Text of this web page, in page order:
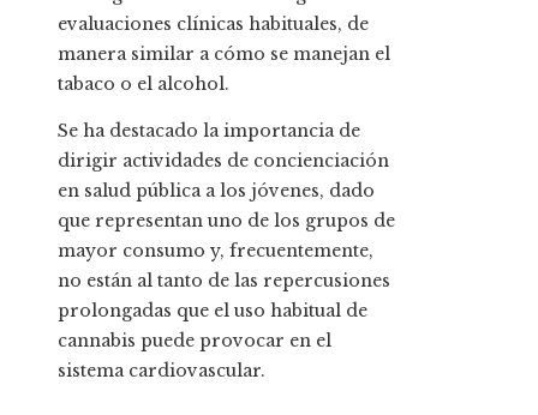
evaluaciones clínicas habituales, de
manera similar a cómo se manejan el
tabaco o el alcohol.
Se ha destacado la importancia de
dirigir actividades de concienciación
en salud pública a los jóvenes, dado
que representan uno de los grupos de
mayor consumo y, frecuentemente,
no están al tanto de las repercusiones
prolongadas que el uso habitual de
cannabis puede provocar en el
sistema cardiovascular.